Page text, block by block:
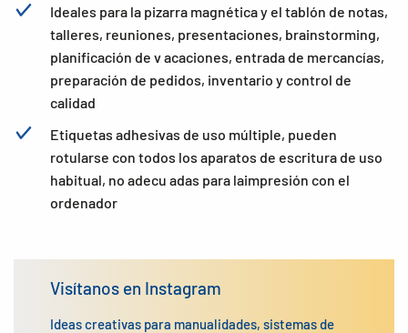
Ideales para la pizarra magnética y el tablón de notas,
talleres, reuniones, presentaciones, brainstorming,
planificación de v acaciones, entrada de mercancías,
preparación de pedidos, inventario y control de
calidad
Etiquetas adhesivas de uso múltiple, pueden
rotularse con todos los aparatos de escritura de uso
habitual, no adecu adas para laimpresión con el
ordenador
Visítanos en Instagram
Ideas creativas para manualidades, sistemas de